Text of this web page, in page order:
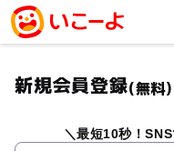
新規会員登録(無料)
最短10秒！